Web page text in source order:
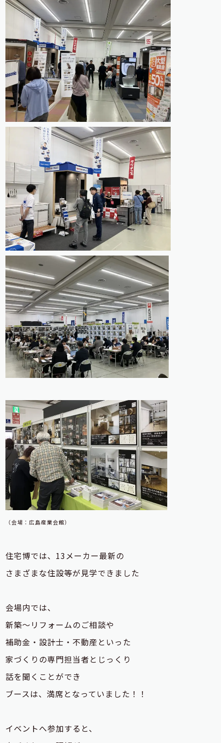
（会場：広島産業会館）
住宅博では、13メーカー最新の
さまざまな住設等が見学できました
会場内では、
新築～リフォームのご相談や
補助金・設計士・不動産といった
家づくりの専門担当者とじっくり
話を聞くことができ
ブースは、満席となっていました！！
イベントへ参加すると、